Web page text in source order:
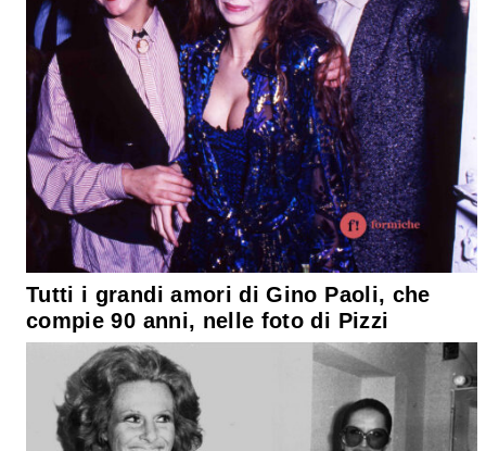
Tutti i grandi amori di Gino Paoli, che
compie 90 anni, nelle foto di Pizzi